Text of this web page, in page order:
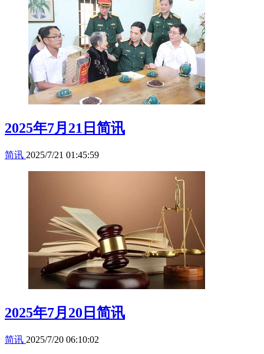
2025年7月21日简讯
简讯 2025/7/21 01:45:59
2025年7月20日简讯
简讯 2025/7/20 06:10:02